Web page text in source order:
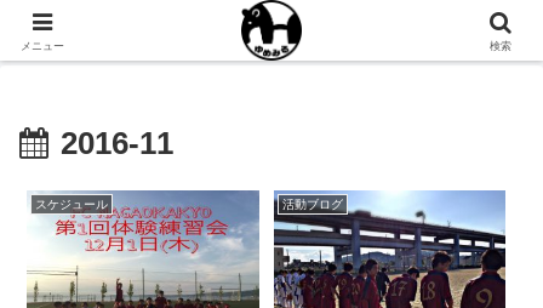
NPO法人ゆめみるオフィシャルサイト
2016-11
スケジュール 活動ブログ
メニュー 検索